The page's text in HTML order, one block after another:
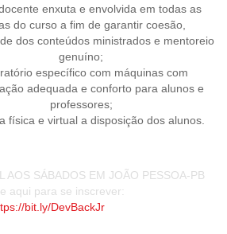
enxuta e envolvida em todas as
do curso a fim de garantir coesão,
dos conteúdos ministrados e mentoreio
genuíno;
específico com máquinas com
adequada e conforto para alunos e
professores;
física e virtual a disposição dos alunos.
AOS SÁBADOS EM JOÃO PESSOA-PB
aqui para se inscrever:
bit.ly/DevBackJr